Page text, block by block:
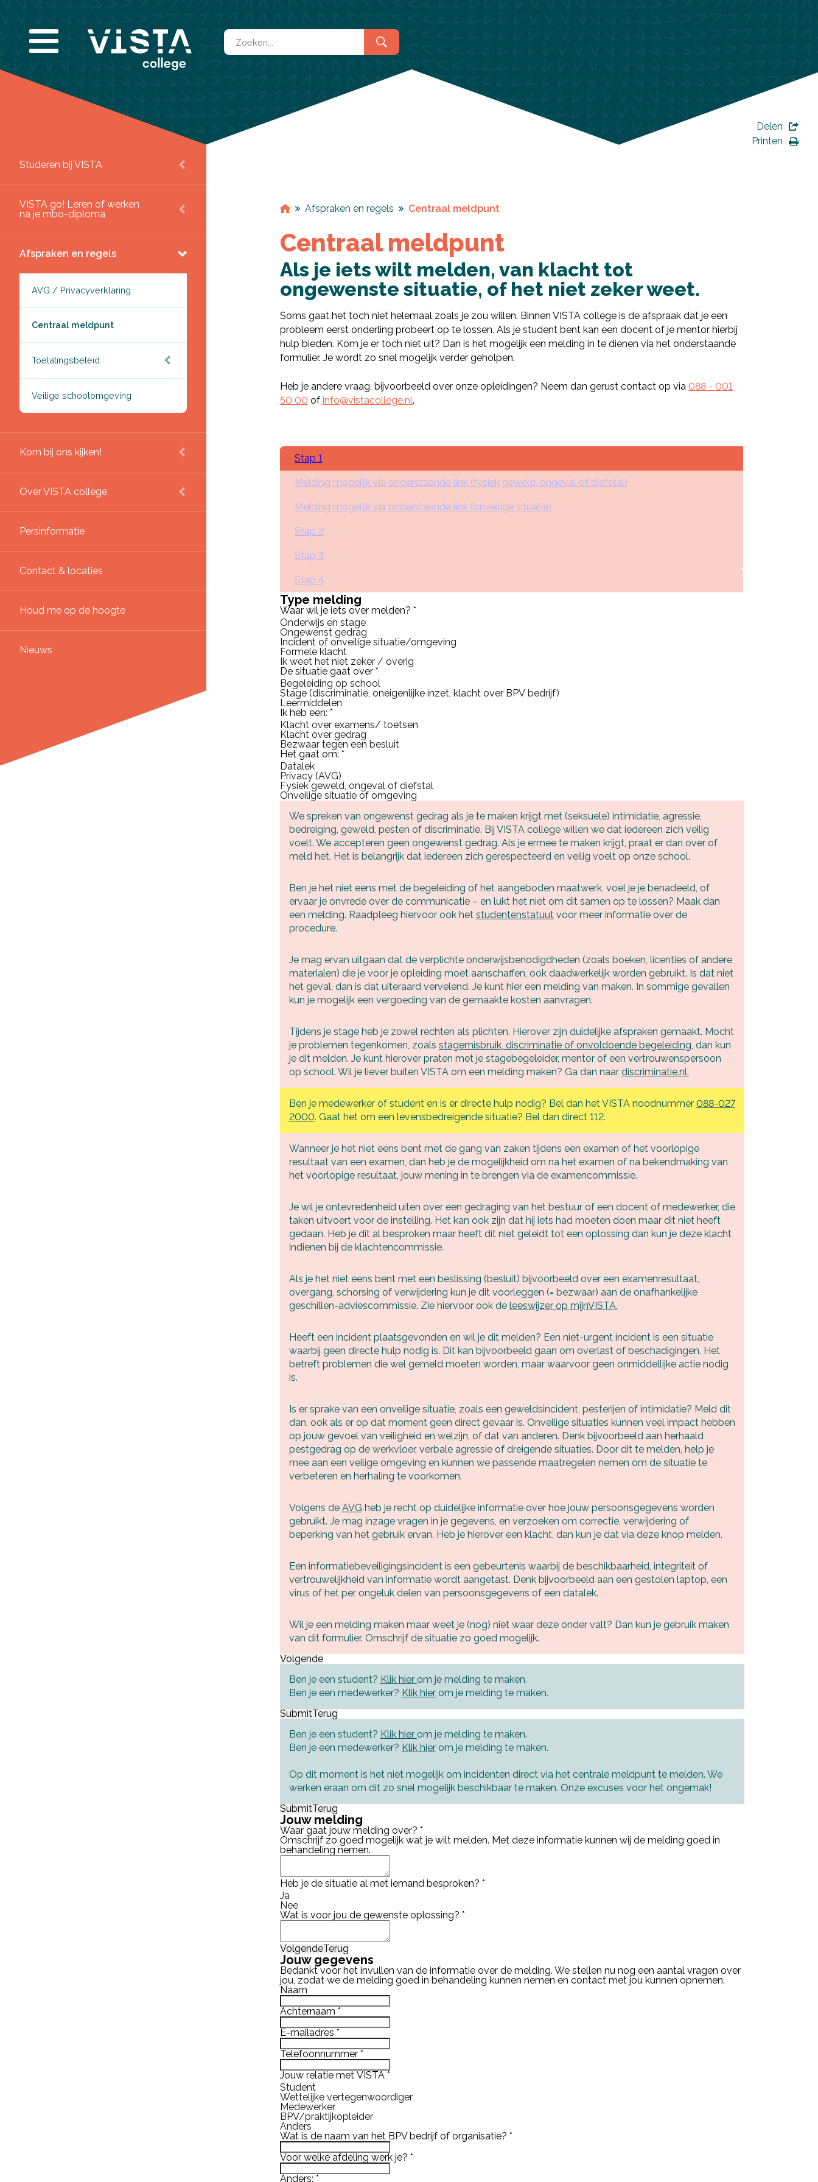
Vavo
Entreeopleidingen
Voor decanen en mentoren
Delen
Printen
Studeren bij VISTA
VISTA go! Leren of werken
na je mbo-diploma
Afspraken en regels
AVG / Privacyverklaring
Centraal meldpunt
Toelatingsbeleid
Veilige schoolomgeving
Kom bij ons kijken!
Over VISTA college
Persinformatie
Contact & locaties
Houd me op de hoogte
Nieuws
Afspraken en regels Centraal meldpunt
Centraal meldpunt
Als je iets wilt melden, van klacht tot
ongewenste situatie, of het niet zeker weet.
Soms gaat het toch niet helemaal zoals je zou willen. Binnen VISTA college is de afspraak dat je een
probleem eerst onderling probeert op te lossen. Als je student bent kan een docent of je mentor hierbij
hulp bieden. Kom je er toch niet uit? Dan is het mogelijk een melding in te dienen via het onderstaande
formulier. Je wordt zo snel mogelijk verder geholpen.
Heb je andere vraag, bijvoorbeeld over onze opleidingen? Neem dan gerust contact op via 088 - 001
50 00of info@vistacollege.nl.
Stap 1
Melding mogelijk via onderstaande link (fysiek geweld, ongeval of diefstal)
Melding mogelijk via onderstaande link (onveilige situatie)
Stap 2
Stap 3
Stap 4
Type melding
Waar wil je iets over melden? *
Onderwijs en stage
Ongewenst gedrag
Incident of onveilige situatie/omgeving
Formele klacht
Ik weet het niet zeker / overig
De situatie gaat over *
Begeleiding op school
Stage (discriminatie, oneigenlijke inzet, klacht over BPV bedrijf)
Leermiddelen
Ik heb een: *
Klacht over examens/ toetsen
Klacht over gedrag
Bezwaar tegen een besluit
Het gaat om: *
Datalek
Privacy (AVG)
Fysiek geweld, ongeval of diefstal
Onveilige situatie of omgeving
We spreken van ongewenst gedrag als je te maken krijgt met (seksuele) intimidatie, agressie,
bedreiging, geweld, pesten of discriminatie. Bij VISTA college willen we dat iedereen zich veilig
voelt. We accepteren geen ongewenst gedrag. Als je ermee te maken krijgt, praat er dan over of
meld het. Het is belangrijk dat iedereen zich gerespecteerd en veilig voelt op onze school.
Ben je het niet eens met de begeleiding of het aangeboden maatwerk, voel je je benadeeld, of
ervaar je onvrede over de communicatie – en lukt het niet om dit samen op te lossen? Maak dan
een melding. Raadpleeg hiervoor ook het studentenstatuutvoor meer informatie over de
procedure.
Je mag ervan uitgaan dat de verplichte onderwijsbenodigdheden (zoals boeken, licenties of andere
materialen) die je voor je opleiding moet aanschaffen, ook daadwerkelijk worden gebruikt. Is dat niet
het geval, dan is dat uiteraard vervelend. Je kunt hier een melding van maken. In sommige gevallen
kun je mogelijk een vergoeding van de gemaakte kosten aanvragen.
Tijdens je stage heb je zowel rechten als plichten. Hierover zijn duidelijke afspraken gemaakt. Mocht
je problemen tegenkomen, zoals stagemisbruik, discriminatie of onvoldoende begeleiding , dan kun
je dit melden. Je kunt hierover praten met je stagebegeleider, mentor of een vertrouwenspersoon
op school. Wil je liever buiten VISTA om een melding maken? Ga dan naar discriminatie.nl.
Ben je medewerker of student en is er directe hulp nodig? Bel dan het VISTA noodnummer 088-027
2000. Gaat het om een levensbedreigende situatie? Bel dan direct 112.
Wanneer je het niet eens bent met de gang van zaken tijdens een examen of het voorlopige
resultaat van een examen, dan heb je de mogelijkheid om na het examen of na bekendmaking van
het voorlopige resultaat, jouw mening in te brengen via de examencommissie.
Je wil je ontevredenheid uiten over een gedraging van het bestuur of een docent of medewerker, die
taken uitvoert voor de instelling. Het kan ook zijn dat hij iets had moeten doen maar dit niet heeft
gedaan. Heb je dit al besproken maar heeft dit niet geleidt tot een oplossing dan kun je deze klacht
indienen bij de klachtencommissie.
Als je het niet eens bent met een beslissing (besluit) bijvoorbeeld over een examenresultaat,
overgang, schorsing of verwijdering kun je dit voorleggen (= bezwaar) aan de onafhankelijke
geschillen-adviescommissie. Zie hiervoor ook de leeswijzer op mijnVISTA.
Heeft een incident plaatsgevonden en wil je dit melden? Een niet-urgent incident is een situatie
waarbij geen directe hulp nodig is. Dit kan bijvoorbeeld gaan om overlast of beschadigingen. Het
betreft problemen die wel gemeld moeten worden, maar waarvoor geen onmiddellijke actie nodig
is.
Is er sprake van een onveilige situatie, zoals een geweldsincident, pesterijen of intimidatie? Meld dit
dan, ook als er op dat moment geen direct gevaar is. Onveilige situaties kunnen veel impact hebben
op jouw gevoel van veiligheid en welzijn, of dat van anderen. Denk bijvoorbeeld aan herhaald
pestgedrag op de werkvloer, verbale agressie of dreigende situaties. Door dit te melden, help je
mee aan een veilige omgeving en kunnen we passende maatregelen nemen om de situatie te
verbeteren en herhaling te voorkomen.
Volgens de AVG heb je recht op duidelijke informatie over hoe jouw persoonsgegevens worden
gebruikt. Je mag inzage vragen in je gegevens, en verzoeken om correctie, verwijdering of
beperking van het gebruik ervan. Heb je hierover een klacht, dan kun je dat via deze knop melden.
Een informatiebeveiligingsincident is een gebeurtenis waarbij de beschikbaarheid, integriteit of
vertrouwelijkheid van informatie wordt aangetast. Denk bijvoorbeeld aan een gestolen laptop, een
virus of het per ongeluk delen van persoonsgegevens of een datalek.
Wil je een melding maken maar weet je (nog) niet waar deze onder valt? Dan kun je gebruik maken
van dit formulier. Omschrijf de situatie zo goed mogelijk.
Volgende
Ben je een student? Klik hier om je melding te maken.
Ben je een medewerker? Klik hierom je melding te maken.
SubmitTerug
Ben je een student? Klik hier om je melding te maken.
Ben je een medewerker? Klik hierom je melding te maken.
Op dit moment is het niet mogelijk om incidenten direct via het centrale meldpunt te melden. We
werken eraan om dit zo snel mogelijk beschikbaar te maken. Onze excuses voor het ongemak!
SubmitTerug
Jouw melding
Waar gaat jouw melding over? *
Omschrijf zo goed mogelijk wat je wilt melden. Met deze informatie kunnen wij de melding goed in
behandeling nemen.
Heb je de situatie al met iemand besproken? *
Ja
Nee
Wat is voor jou de gewenste oplossing? *
VolgendeTerug
Jouw gegevens
Bedankt voor het invullen van de informatie over de melding. We stellen nu nog een aantal vragen over
jou, zodat we de melding goed in behandeling kunnen nemen en contact met jou kunnen opnemen.
Naam
Achternaam *
E-mailadres *
Telefoonnummer *
Jouw relatie met VISTA *
Student
Wettelijke vertegenwoordiger
Medewerker
BPV/praktijkopleider
Anders
Wat is de naam van het BPV bedrijf of organisatie? *
Voor welke afdeling werk je? *
Anders: *
Deel via Twitter
Deel via LinkedIn
Infogids downloaden
Vul de gegevens hieronder in om de infogids te
downloaden.
E-mailadres*
Akkoord*
Ik ga akkoord met het verwerken van mijn
gegevens volgens deprivacy voorwaarden van
VISTA college
Bekijk de infogids